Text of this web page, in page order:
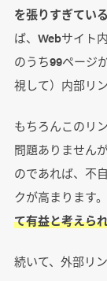
を張りすぎている
ば、Webサイト
のうち99ページ
視して）内部リ
もちろんこのリ
問題ありません
のであれば、不
クが高まります
て有益と考えら
続いて、外部リ